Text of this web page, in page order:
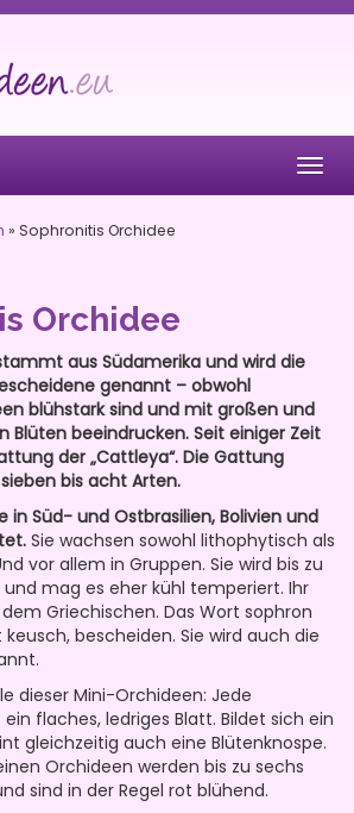
» Sophronitis Orchidee
Orchidee
aus Südamerika und wird die
genannt – obwohl
blühstark sind und mit großen und
Blüten beeindrucken. Seit einiger Zeit
der „Cattleya“. Die Gattung
bis acht Arten.
in Süd- und Ostbrasilien, Bolivien und
Sie wachsen sowohl lithophytisch als
vor allem in Gruppen. Sie wird bis zu
mag es eher kühl temperiert. Ihr
Griechischen. Das Wort sophron
bescheiden. Sie wird auch die
dieser Mini-Orchideen: Jede
flaches, ledriges Blatt. Bildet sich ein
gleichzeitig auch eine Blütenknospe.
Orchideen werden bis zu sechs
sind in der Regel rot blühend.